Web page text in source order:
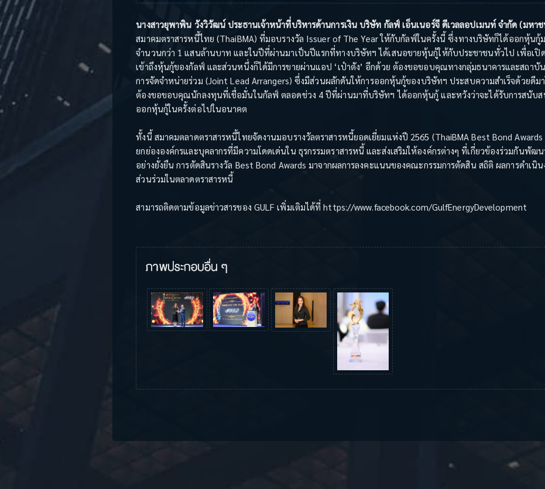
นางสาวยุพาพิน วังวิวัฒน์ ประธานเจ้าหน้าที่บริหารด้านการเงิน บริษัท กัลฟ์ เอ็นเนอร์จี ดีเวลลอปเมนท์ จำกัด (มหา
สมาคมตราสารหนี้ไทย (ThaiBMA) ที่มอบรางวัล Issuer of The Year ให้กับกัลฟ์ในครั้งนี้ ซึ่งทางบริษัทก็ได้ออกหุ้นกู้
จำนวนกว่า 1 แสนล้านบาท และในปีที่ผ่านมาเป็นปีแรกที่ทางบริษัทฯ ได้เสนอขายหุ้นกู้ให้กับประชาชนทั่วไป เพื่อเปิ
เข้าถึงหุ้นกู้ของกัลฟ์ และส่วนหนึ่งก็ได้มีการขายผ่านแอป ‘เป๋าตัง’ อีกด้วย ต้องขอขอบคุณทางกลุ่มธนาคารและสถาบั
การจัดจำหน่ายร่วม (Joint Lead Arrangers) ซึ่งมีส่วนผลักดันให้การออกหุ้นกู้ของบริษัทฯ ประสบความสำเร็จด้วยดี
ต้องขอขอบคุณนักลงทุนที่เชื่อมั่นในกัลฟ์ ตลอดช่วง 4 ปีที่ผ่านมาที่บริษัทฯ ได้ออกหุ้นกู้ และหวังว่าจะได้รับการสนับส
ออกหุ้นกู้ในครั้งต่อไปในอนาคต
ทั้งนี้ สมาคมตลาดตราสารหนี้ไทยจัดงานมอบรางวัลตราสารหนี้ยอดเยี่ยมแห่งปี 2565 (ThaiBMA Best Bond
ยกย่ององค์กรและบุคลากรที่มีความโดดเด่นใน ธุรกรรมตราสารหนี้ และส่งเสริมให้องค์กรต่างๆ ที่เกี่ยวข้องร่วมกันพัฒ
อย่างยั่งยืน การตัดสินรางวัล Best Bond Awards มาจากผลการลงคะแนนของคณะกรรมการตัดสิน สถิติ ผลการดำเนิ
ส่วนร่วมในตลาดตราสารหนี้
สามารถติดตามข้อมูลข่าวสารของ GULF เพิ่มเติมได้ที่ https://www.facebook.com/GulfEnergyDevelopment
ภาพประกอบอื่น ๆ